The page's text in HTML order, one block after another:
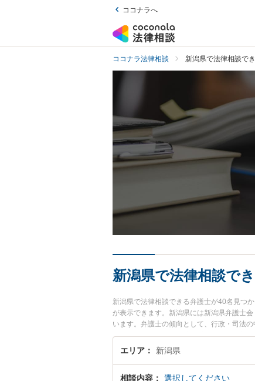
ココナラへ
ココナラ法律相談 新潟県で法律相談で
新潟県で法律相談で
新潟県で法律相談できる弁護士が40名見つ
が表示できます。新潟県には新潟県弁護士
います。弁護士の傾向として、行政・司法
便性を重視し、新潟駅(新潟市)、白山駅(新
際は単に自宅から近いというだけでなく、
エリア 新潟県
相談内容 選択してください